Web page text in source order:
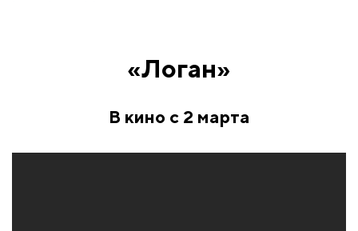
«Логан»
В кино с 2 марта